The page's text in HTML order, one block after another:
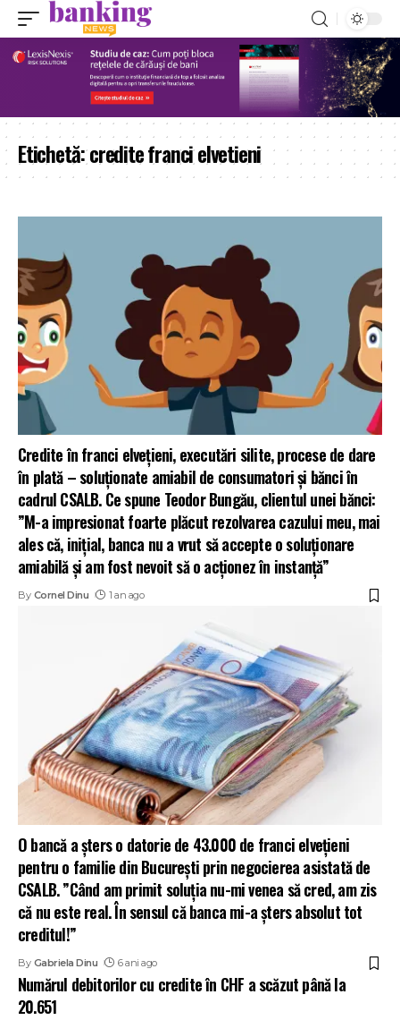
Etichetă:credite franci elvetieni
Credite în franci elvețieni, executări silite, procese de dare
în plată – soluționate amiabil de consumatori și bănci în
cadrul CSALB. Ce spune Teodor Bungău, clientul unei bănci:
”M-a impresionat foarte plăcut rezolvarea cazului meu, mai
ales că, inițial, banca nu a vrut să accepte o soluționare
amiabilă și am fost nevoit să o acționez în instanță”
By Cornel Dinu 1 an ago
O bancă a șters o datorie de 43.000 de franci elvețieni
pentru o familie din București prin negocierea asistată de
CSALB. ”Când am primit soluția nu-mi venea să cred, am zis
că nu este real. În sensul că banca mi-a șters absolut tot
creditul!”
By Gabriela Dinu 6 ani ago
Numărul debitorilor cu credite în CHF a scăzut până la
20.651